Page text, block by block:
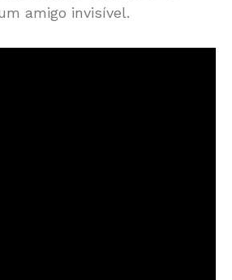
amigo invisível.